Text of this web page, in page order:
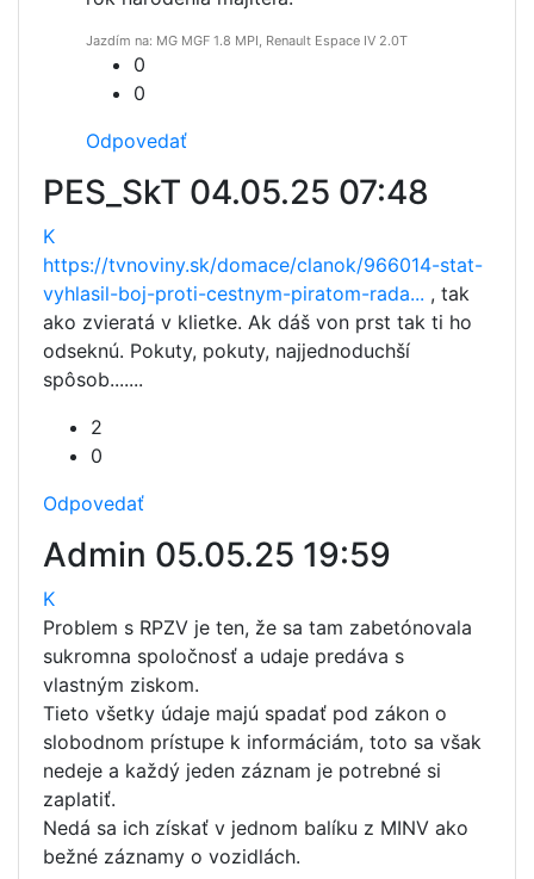
Jazdím na: MG MGF 1.8 MPI, Renault Espace IV 2.0T
0
0
Odpovedať
PES_SkT 04.05.25 07:48
K
https://tvnoviny.sk/domace/clanok/966014-stat-
vyhlasil-boj-proti-cestnym-piratom-rada... , tak
ako zvieratá v klietke. Ak dáš von prst tak ti ho
odseknú. Pokuty, pokuty, najjednoduchší
spôsob.......
2
0
Odpovedať
Admin 05.05.25 19:59
K
Problem s RPZV je ten, že sa tam zabetónovala
sukromna spoločnosť a udaje predáva s
vlastným ziskom.
Tieto všetky údaje majú spadať pod zákon o
slobodnom prístupe k informáciám, toto sa však
nedeje a každý jeden záznam je potrebné si
zaplatiť.
Nedá sa ich získať v jednom balíku z MINV ako
bežné záznamy o vozidlách.